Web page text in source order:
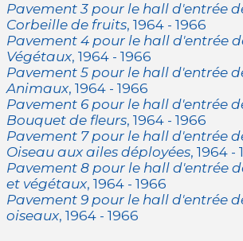
Pavement 3 pour le hall d'entrée
Corbeille de fruits, 1964 - 1966
Pavement 4 pour le hall d'entrée
Végétaux, 1964 - 1966
Pavement 5 pour le hall d'entrée
Animaux, 1964 - 1966
Pavement 6 pour le hall d'entrée
Bouquet de fleurs, 1964 - 1966
Pavement 7 pour le hall d'entrée
Oiseau aux ailes déployées, 1964 -
Pavement 8 pour le hall d'entrée
et végétaux, 1964 - 1966
Pavement 9 pour le hall d'entrée
oiseaux, 1964 - 1966